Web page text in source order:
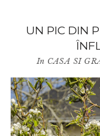
UN PIC DIN
In CASA SI